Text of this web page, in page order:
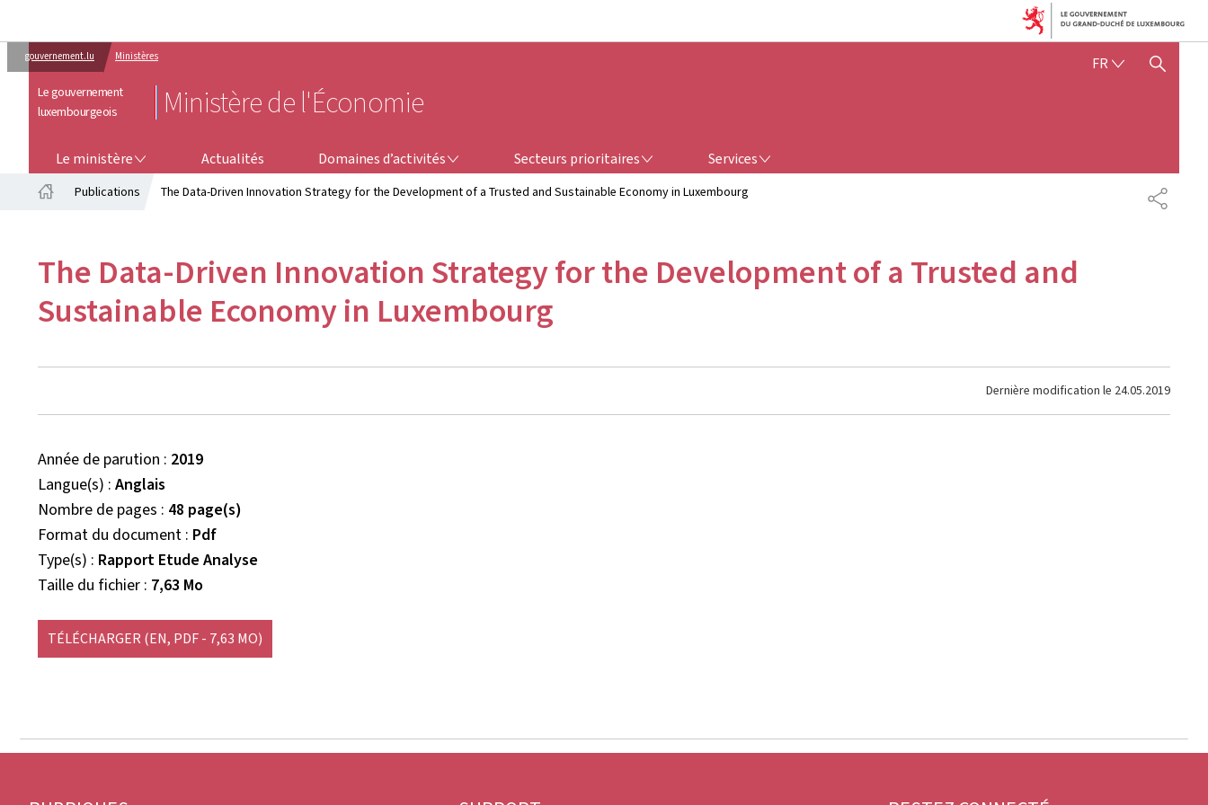
gouvernement.lu Ministères
Le gouvernement
luxembourgeois
Ministère de l'Économie
FR FRANÇAIS
AFFICHER / MASQUER
Le ministère Actualités Domaines d’activités Secteurs prioritaires Services
Publications The Data-Driven Innovation Strategy for the Development of a Trusted and Sustainable Economy in Luxembourg
The Data-Driven Innovation Strategy for the Development of a Trusted and
Sustainable Economy in Luxembourg
Dernière modification le 24.05.2019
Année de parution 2019
Langue(s) Anglais
Nombre de pages 48 page(s)
Format du document Pdf
Type(s) Rapport Etude Analyse
Taille du fichier 7,63 Mo
TÉLÉCHARGER (EN, PDF - 7,63 MO)